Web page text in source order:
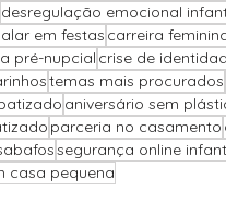
desregulação emocional
em festas carreira
pré-nupcial crise de
temas mais procurados
aniversário sem
parceria no casamento
segurança online
casa pequena